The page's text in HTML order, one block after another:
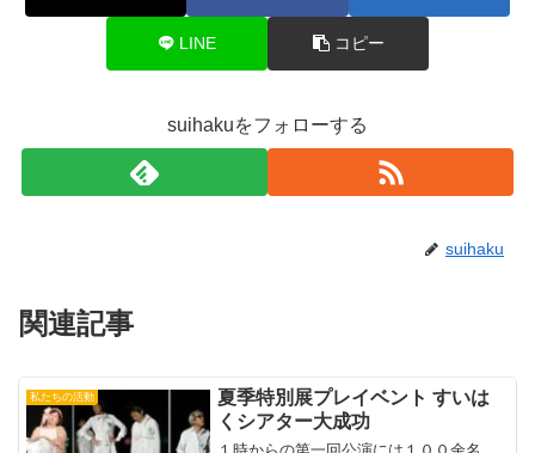
LINE コピー
suihakuをフォローする
suihaku
関連記事
私たちの活動
夏季特別展プレイベント すいは
くシアター大成功